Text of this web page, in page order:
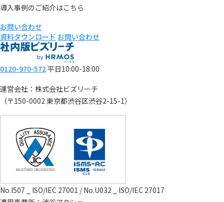
導入事例のご紹介はこちら
お問い合わせ
資料ダウンロード お問い合わせ
0120-970-572平日10:00-18:00
運営会社：株式会社ビズリーチ
（〒150-0002 東京都渋谷区渋谷2-15-1）
No.I507 _ ISO/IEC 27001 / No.U032 _ ISO/IEC 27017